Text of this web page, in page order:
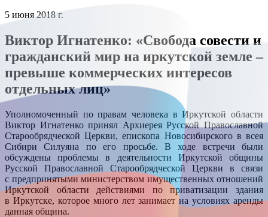
5 июня 2018 г.
Виктор Игнатенко: «Свобода совести и
гражданский мир на иркутской земле –
превыше коммерческих интересов
отдельных лиц»
Уполномоченный по правам человека в Иркутской области
Виктор Игнатенко принял Архиерея Русской Православной
Старообрядческой Церкви, епископа Новосибирского в всея
Сибири Силуяна по его просьбе. В ходе встречи были
обсуждены проблемы в деятельности Иркутской общины
Русской Православной Старообрядческой Церкви в связи
с предпринятыми министерством имущественных отношений
Иркутской области действиями по приватизации здания
в Иркутске, которое много лет занимает на условиях аренды
данная община.